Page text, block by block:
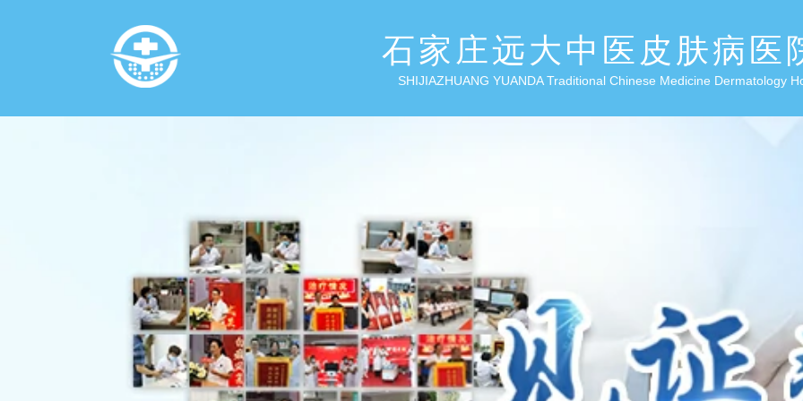
石家庄远大中医皮肤病医
SHIJIAZHUANG YUANDA Traditional Chinese Medicine Dermatology